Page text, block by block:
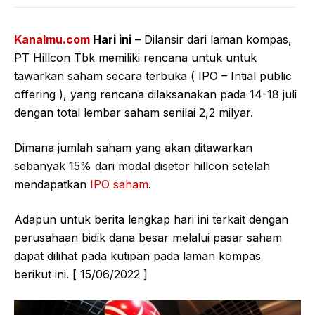
Kanalmu.com Hari ini – Dilansir dari laman kompas,
PT Hillcon Tbk memiliki rencana untuk untuk
tawarkan saham secara terbuka ( IPO – Intial public
offering ), yang rencana dilaksanakan pada 14-18 juli
dengan total lembar saham senilai 2,2 milyar.
Dimana jumlah saham yang akan ditawarkan
sebanyak 15% dari modal disetor hillcon setelah
mendapatkan IPO saham.
Adapun untuk berita lengkap hari ini terkait dengan
perusahaan bidik dana besar melalui pasar saham
dapat dilihat pada kutipan pada laman kompas
berikut ini. [ 15/06/2022 ]